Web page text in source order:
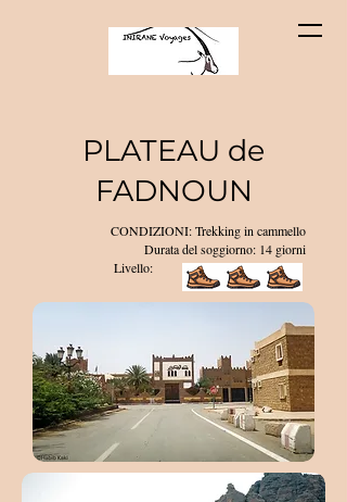
PLATEAU de
FADNOUN
CONDIZIONI: Trekking in cammello
Durata del soggiorno: 14 giorni
Livello: